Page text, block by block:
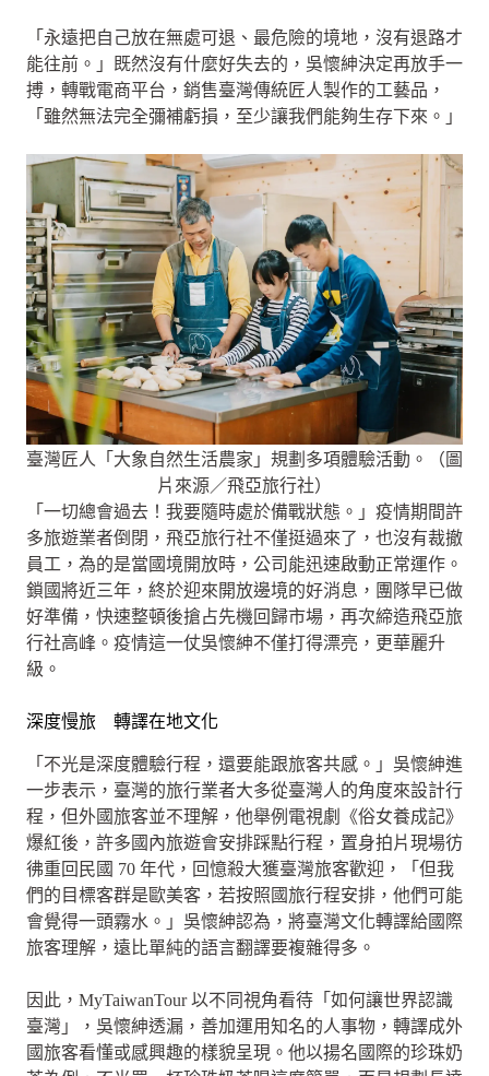
「永遠把自己放在無處可退、最危險的境地，沒有退路才
能往前。」既然沒有什麼好失去的，吳懷紳決定再放手一
搏，轉戰電商平台，銷售臺灣傳統匠人製作的工藝品，
「雖然無法完全彌補虧損，至少讓我們能夠生存下來。」
臺灣匠人「大象自然生活農家」規劃多項體驗活動。（圖
片來源／飛亞旅行社）
「一切總會過去！我要隨時處於備戰狀態。」疫情期間許
多旅遊業者倒閉，飛亞旅行社不僅挺過來了，也沒有裁撤
員工，為的是當國境開放時，公司能迅速啟動正常運作。
鎖國將近三年，終於迎來開放邊境的好消息，團隊早已做
好準備，快速整頓後搶占先機回歸市場，再次締造飛亞旅
行社高峰。疫情這一仗吳懷紳不僅打得漂亮，更華麗升
級。
深度慢旅 轉譯在地文化
「不光是深度體驗行程，還要能跟旅客共感。」吳懷紳進
一步表示，臺灣的旅行業者大多從臺灣人的角度來設計行
程，但外國旅客並不理解，他舉例電視劇《俗女養成記》
爆紅後，許多國內旅遊會安排踩點行程，置身拍片現場彷
彿重回民國 70 年代，回憶殺大獲臺灣旅客歡迎，「但我
們的目標客群是歐美客，若按照國旅行程安排，他們可能
會覺得一頭霧水。」吳懷紳認為，將臺灣文化轉譯給國際
旅客理解，遠比單純的語言翻譯要複雜得多。
因此，MyTaiwanTour 以不同視角看待「如何讓世界認識
臺灣」，吳懷紳透漏，善加運用知名的人事物，轉譯成外
國旅客看懂或感興趣的樣貌呈現。他以揚名國際的珍珠奶